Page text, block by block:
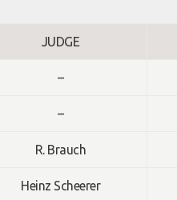
JUDGE
–
–
R. Brauch
Heinz Scheerer